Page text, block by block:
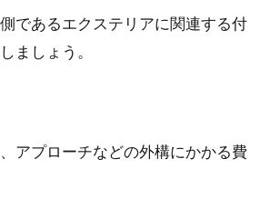
であるエクステリアに関連する付
ましょう。
アプローチなどの外構にかかる費